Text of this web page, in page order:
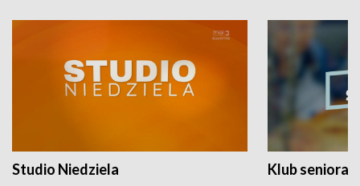
Studio Niedziela Klub seniora